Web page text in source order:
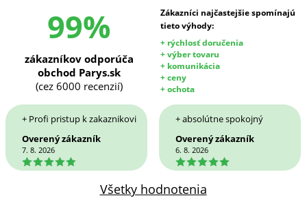
99%
Zákazníci najčastejšie spomínajú
tieto výhody:
+ rýchlosť doručenia
+ výber tovaru
+ komunikácia
+ ceny
+ ochota
zákazníkov odporúča
obchod Parys.sk
(cez 6000 recenzií)
+ Profi pristup k zakaznikovi
Overený zákazník
7. 8. 2026
5
+ absolútne spokojný
Overený zákazník
6. 8. 2026
5
Všetky hodnotenia